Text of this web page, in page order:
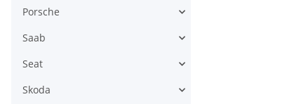
Porsche
Saab
Seat
Skoda